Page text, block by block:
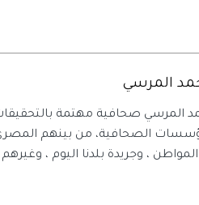
المرسي
المرسي صحافية مهتمة بالتحقيقات
الصحافية، من بينهم المصري
، وجريدة بلدنا اليوم ، وغيرهم